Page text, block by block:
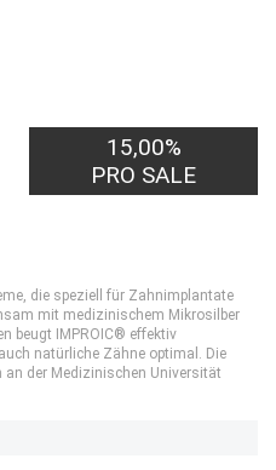
15,00%
PRO SALE
die speziell für Zahnimplantate
mit medizinischem Mikrosilber
beugt IMPROIC® effektiv
natürliche Zähne optimal. Die
der Medizinischen Universität